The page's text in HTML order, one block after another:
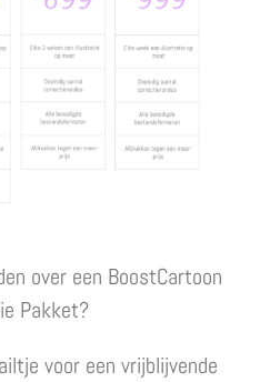
over een BoostCartoon
Pakket?
voor een vrijblijvende